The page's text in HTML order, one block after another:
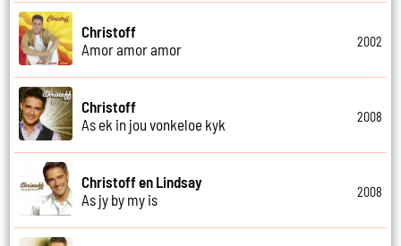
Christoff
Amor amor amor
2002
Christoff
As ek in jou vonkeloe kyk
2008
Christoff en Lindsay
As jy by my is
2008